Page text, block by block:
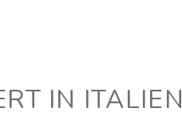
IN ITALIEN